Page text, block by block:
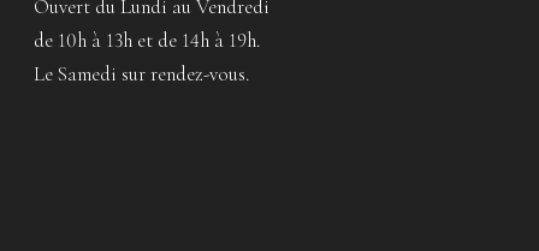
Ouvert du Lundi au Vendredi
de 10h à 13h et de 14h à 19h.
Le Samedi sur rendez-vous.